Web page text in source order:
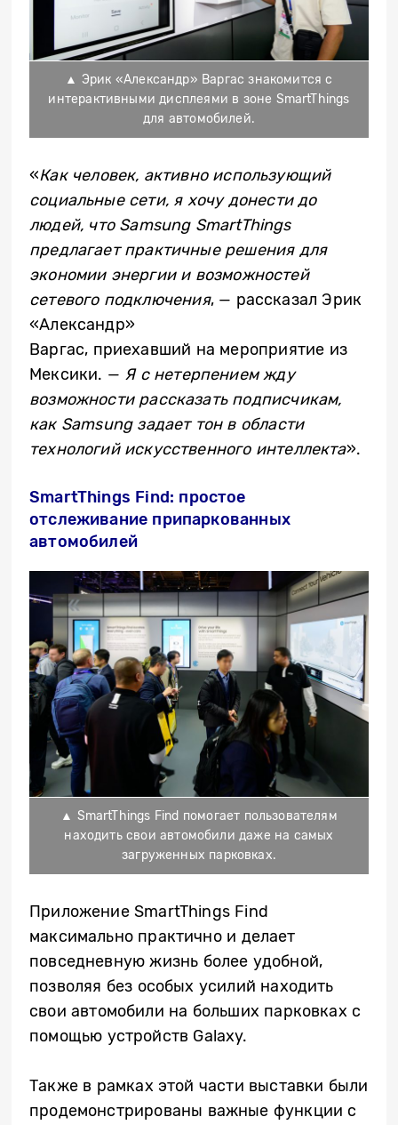
▲ Эрик «Александр» Варгас знакомится с
интерактивными дисплеями в зоне SmartThings
для автомобилей.
«Как человек, активно использующий
социальные сети, я хочу донести до
людей, что Samsung SmartThings
предлагает практичные решения для
экономии энергии и возможностей
сетевого подключения, — рассказал Эрик
«Александр»
Варгас, приехавший на мероприятие из
Мексики. — Я с нетерпением жду
возможности рассказать подписчикам,
как Samsung задает тон в области
технологий искусственного интеллекта».
SmartThings Find: простое
отслеживание припаркованных
автомобилей
▲ SmartThings Find помогает пользователям
находить свои автомобили даже на самых
загруженных парковках.
Приложение SmartThings Find
максимально практично и делает
повседневную жизнь более удобной,
позволяя без особых усилий находить
свои автомобили на больших парковках с
помощью устройств Galaxy.
Также в рамках этой части выставки были
продемонстрированы важные функции с